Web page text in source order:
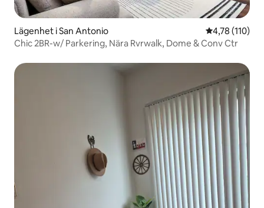
Lägenhet i San Antonio 4,78 av 5 i
4,78 (110)
Chic 2BR-w/ Parkering, Nära Rvrwalk, Dome & Conv Ctr